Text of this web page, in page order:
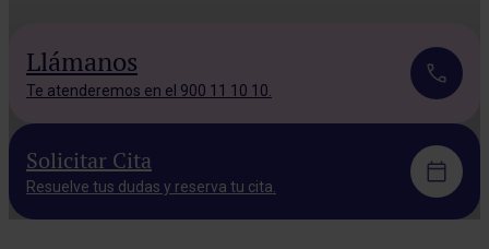
Llámanos
Te atenderemos en el 900 11 10 10.
Solicitar Cita
Resuelve tus dudas y reserva tu cita.